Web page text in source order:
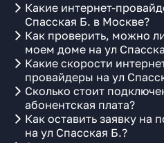
Какие интернет-
Спасская Б. в Москве?
Как проверить, можно
моем доме на ул
Какие скорости
провайдеры на ул
Сколько стоит
абонентская плата?
Как оставить заявку на
на ул Спасская Б.?